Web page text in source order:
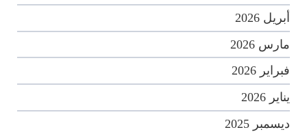
أبريل 2026
مارس 2026
فبراير 2026
يناير 2026
ديسمبر 2025